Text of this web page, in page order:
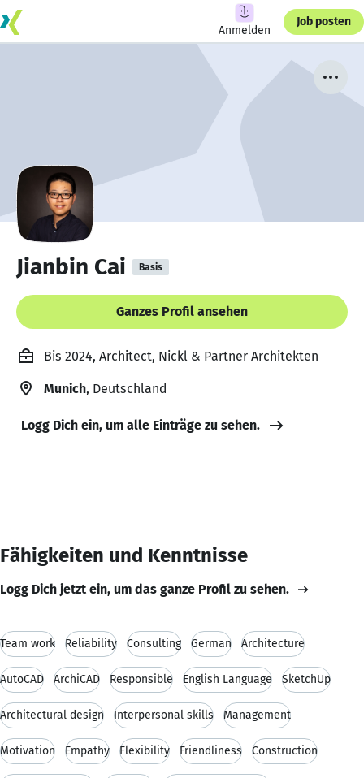
Anmelden
Job posten
Jianbin Cai Basis
Ganzes Profil ansehen
Bis 2024, Architect, Nickl & Partner Architekten
Munich, Deutschland
Logg Dich ein, um alle Einträge zu sehen.
Fähigkeiten und Kenntnisse
Logg Dich jetzt ein, um das ganze Profil zu sehen.
Team work Reliability Consulting German Architecture
AutoCAD ArchiCAD Responsible English Language SketchUp
Architectural design Interpersonal skills Management
Motivation Empathy Flexibility Friendliness Construction